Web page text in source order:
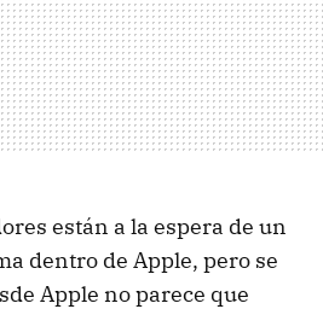
están a la espera de un
dentro de Apple, pero se
Apple no parece que